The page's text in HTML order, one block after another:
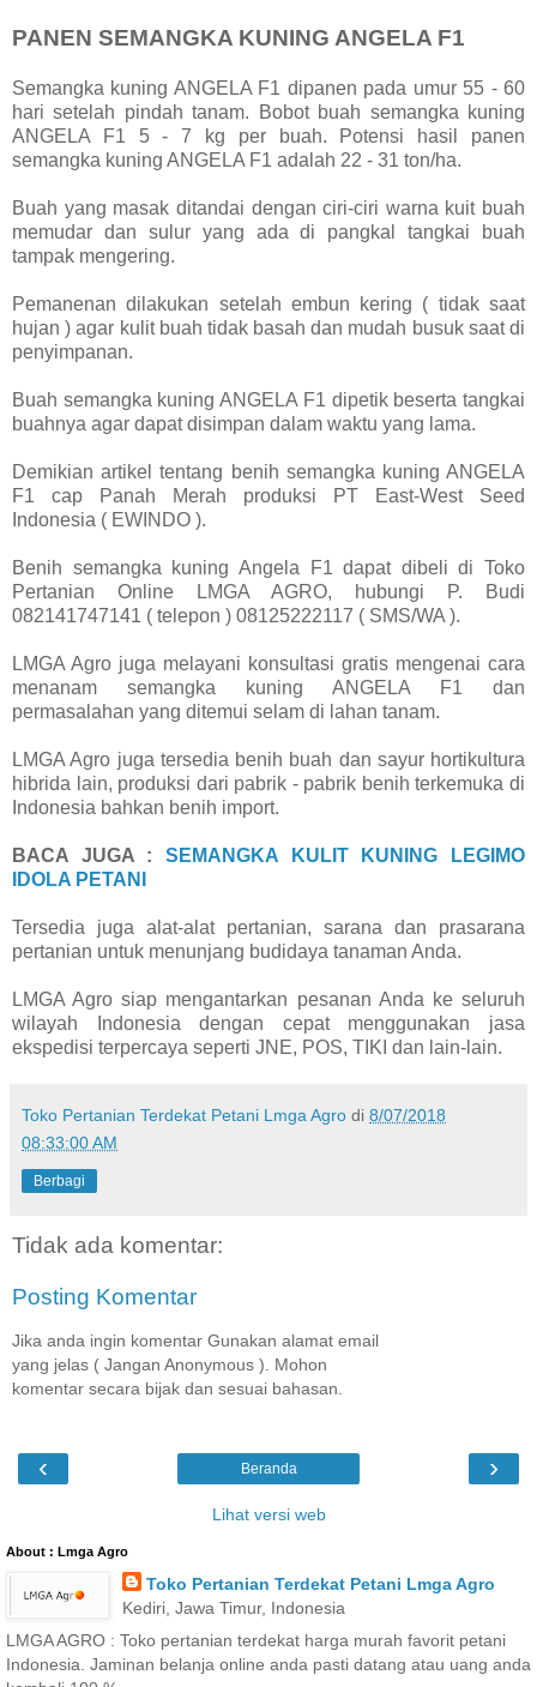
PANEN SEMANGKA KUNING ANGELA F1
Semangka kuning ANGELA F1 dipanen pada umur 55 - 60
hari setelah pindah tanam. Bobot buah semangka kuning
ANGELA F1 5 - 7 kg per buah. Potensi hasil panen
semangka kuning ANGELA F1 adalah 22 - 31 ton/ha.
Buah yang masak ditandai dengan ciri-ciri warna kuit buah
memudar dan sulur yang ada di pangkal tangkai buah
tampak mengering.
Pemanenan dilakukan setelah embun kering ( tidak saat
hujan ) agar kulit buah tidak basah dan mudah busuk saat di
penyimpanan.
Buah semangka kuning ANGELA F1 dipetik beserta tangkai
buahnya agar dapat disimpan dalam waktu yang lama.
Demikian artikel tentang benih semangka kuning ANGELA
F1 cap Panah Merah produksi PT East-West Seed
Indonesia ( EWINDO ).
Benih semangka kuning Angela F1 dapat dibeli di Toko
Pertanian Online LMGA AGRO, hubungi P. Budi
082141747141 ( telepon ) 08125222117 ( SMS/WA ).
LMGA Agro juga melayani konsultasi gratis mengenai cara
menanam semangka kuning ANGELA F1 dan
permasalahan yang ditemui selam di lahan tanam.
LMGA Agro juga tersedia benih buah dan sayur hortikultura
hibrida lain, produksi dari pabrik - pabrik benih terkemuka di
Indonesia bahkan benih import.
BACA JUGA : SEMANGKA KULIT KUNING LEGIMO
IDOLA PETANI
Tersedia juga alat-alat pertanian, sarana dan prasarana
pertanian untuk menunjang budidaya tanaman Anda.
LMGA Agro siap mengantarkan pesanan Anda ke seluruh
wilayah Indonesia dengan cepat menggunakan jasa
ekspedisi terpercaya seperti JNE, POS, TIKI dan lain-lain.
Toko Pertanian Terdekat Petani Lmga Agro di 8/07/2018
08:33:00 AM
Berbagi
Tidak ada komentar:
Posting Komentar
Jika anda ingin komentar Gunakan alamat email
yang jelas ( Jangan Anonymous ). Mohon
komentar secara bijak dan sesuai bahasan.
‹ ›
Beranda
Lihat versi web
About : Lmga Agro
Toko Pertanian Terdekat Petani Lmga Agro
Kediri, Jawa Timur, Indonesia
LMGA AGRO : Toko pertanian terdekat harga murah favorit petani
Indonesia. Jaminan belanja online anda pasti datang atau uang anda